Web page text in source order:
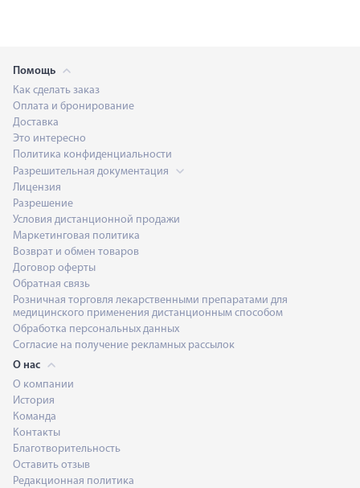
Помощь
Как сделать заказ
Оплата и бронирование
Доставка
Это интересно
Политика конфиденциальности
Разрешительная документация
Лицензия
Разрешение
Условия дистанционной продажи
Маркетинговая политика
Возврат и обмен товаров
Договор оферты
Обратная связь
Розничная торговля лекарственными препаратами для
медицинского применения дистанционным способом
Обработка персональных данных
Согласие на получение рекламных рассылок
О нас
О компании
История
Команда
Контакты
Благотворительность
Оставить отзыв
Редакционная политика